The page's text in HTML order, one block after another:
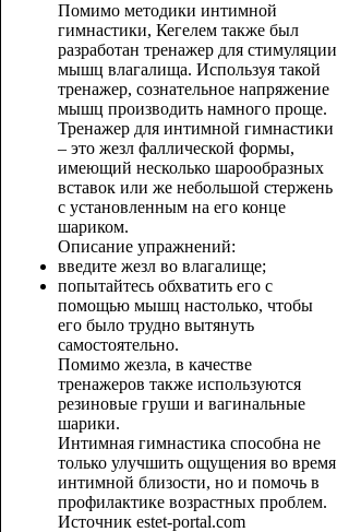
Помимо методики интимной
гимнастики, Кегелем также был
разработан тренажер для стимуляции
мышц влагалища. Используя такой
тренажер, сознательное напряжение
мышц производить намного проще.
Тренажер для интимной гимнастики
– это жезл фаллической формы,
имеющий несколько шарообразных
вставок или же небольшой стержень
с установленным на его конце
шариком.
Описание упражнений:
введите жезл во влагалище;
попытайтесь обхватить его с
помощью мышц настолько, чтобы
его было трудно вытянуть
самостоятельно.
Помимо жезла, в качестве
тренажеров также используются
резиновые груши и вагинальные
шарики.
Интимная гимнастика способна не
только улучшить ощущения во время
интимной близости, но и помочь в
профилактике возрастных проблем.
Источник estet-portal.com